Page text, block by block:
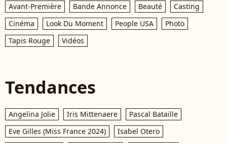
Avant-Première Bande Annonce Beauté
Casting
Cinéma
Look Du Moment People USA
Photo
Tapis Rouge
Vidéos
Tendances
Angelina Jolie Iris Mittenaere
Pascal Bataille
Eve Gilles (Miss France 2024)
Isabel Otero